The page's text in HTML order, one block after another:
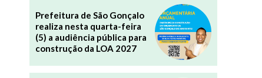
Prefeitura de São Gonçalo
realiza nesta quarta-feira
(5) a audiência pública para
construção da LOA 2027